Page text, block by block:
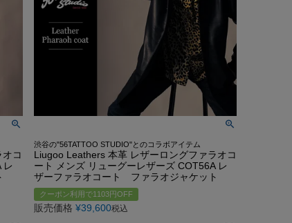
コ
レ
渋谷の"56TATTOO STUDIO"とのコラボアイテム
Liugoo Leathers 本革 レザーロングファラオコ
ート メンズ リューグーレザーズ COT56A レ
ザーファラオコート ファラオジャケット
クーポン利用で1103円OFF
販売価格 ¥39,600税込